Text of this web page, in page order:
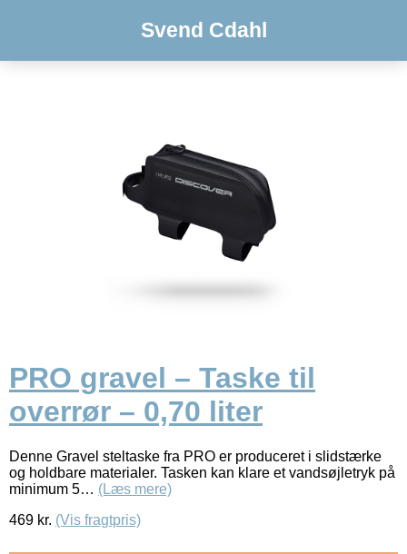
Svend Cdahl
PRO gravel – Taske til
overrør – 0,70 liter
Denne Gravel steltaske fra PRO er produceret i slidstærke
og holdbare materialer. Tasken kan klare et vandsøjletryk på
minimum 5… (Læs mere)
469 kr. (Vis fragtpris)